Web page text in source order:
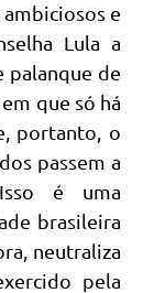
e
Lula a
palanque de
que só há
portanto, o
passem a
é uma
brasileira
neutraliza
pela